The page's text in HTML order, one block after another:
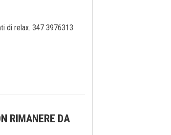
di relax. 347 3976313
RIMANERE DA